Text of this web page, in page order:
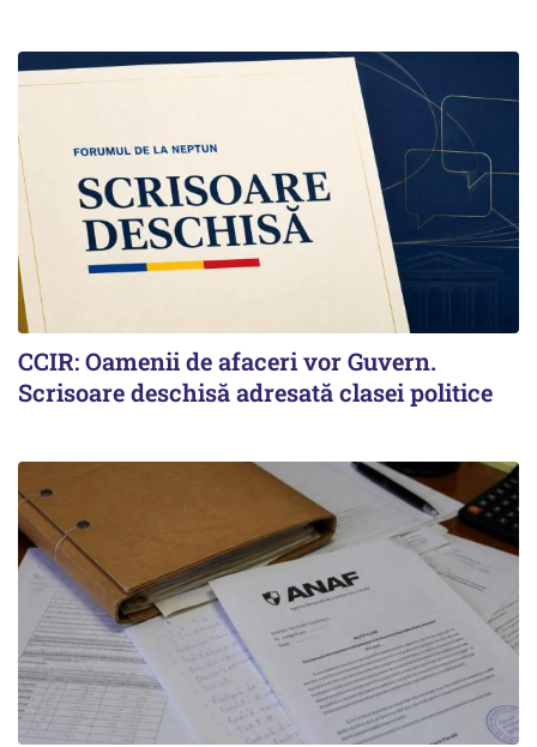
CCIR: Oamenii de afaceri vor Guvern.
Scrisoare deschisă adresată clasei politice